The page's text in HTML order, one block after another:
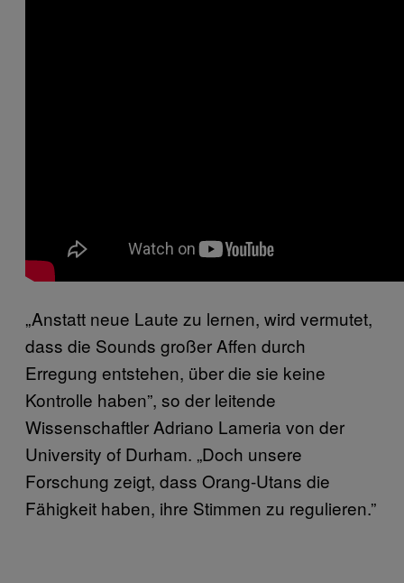
„Anstatt neue Laute zu lernen, wird vermutet,
dass die Sounds großer Affen durch
Erregung entstehen, über die sie keine
Kontrolle haben”, so der leitende
Wissenschaftler Adriano Lameria von der
University of Durham. „Doch unsere
Forschung zeigt, dass Orang-Utans die
Fähigkeit haben, ihre Stimmen zu regulieren.”